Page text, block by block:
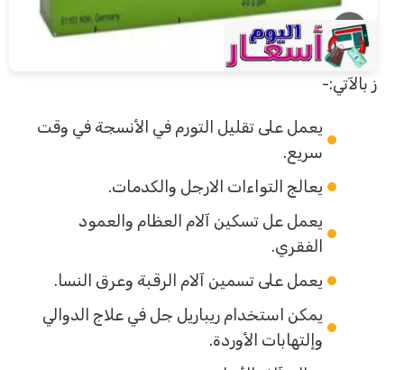
ز بالآتي:-
يعمل على تقليل التورم في الأنسجة في وقت
سريع.
يعالج التواءات الارجل والكدمات.
يعمل عل تسكين آلام العظام والعمود
الفقري.
يعمل على تسمين آلام الرقبة وعرق النسا.
يمكن استخدام ريباريل جل في علاج الدوالي
وإلتهابات الأوردة.